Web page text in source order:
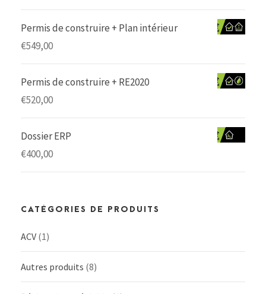
Permis de construire + Plan intérieur
€549,00
Permis de construire + RE2020
€520,00
Dossier ERP
€400,00
CATÉGORIES DE PRODUITS
ACV (1)
Autres produits (8)